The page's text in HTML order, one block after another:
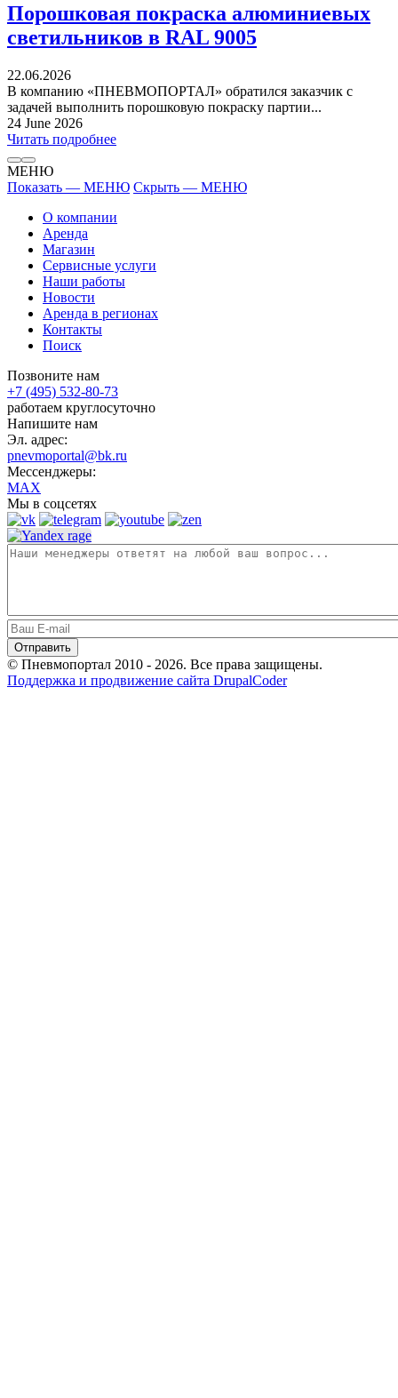
Порошковая покраска алюминиевых
светильников в RAL 9005
22.06.2026
В компанию «ПНЕВМОПОРТАЛ» обратился заказчик с
задачей выполнить порошковую покраску партии...
24 June 2026
Читать подробнее
МЕНЮ
Показать — МЕНЮ Скрыть — МЕНЮ
О компании
Аренда
Магазин
Сервисные услуги
Наши работы
Новости
Аренда в регионах
Контакты
Поиск
Позвоните нам
+7 (495) 532-80-73
работаем круглосуточно
Напишите нам
Эл. адрес:
pnevmoportal@bk.ru
Мессенджеры:
MAX
Мы в соцсетях
© Пневмопортал 2010 - 2026. Все права защищены.
Поддержка и продвижение сайта DrupalCoder